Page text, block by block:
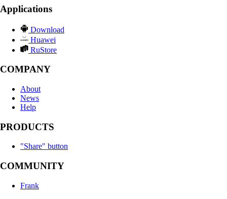
Applications
Download
Huawei
RuStore
COMPANY
About
News
Help
PRODUCTS
"Share" button
COMMUNITY
Frank